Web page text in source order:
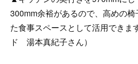
300mm余裕があるので、高めの
た食事スペースとして活用できま
ド 湯本真紀子さん）